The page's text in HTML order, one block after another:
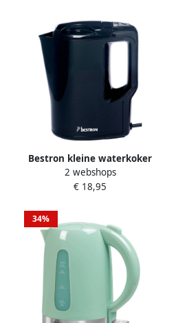
theeprogramma's LCD
regelpaneel & timerfunctie
1 7 liter silver
Bestron kleine waterkoker
ideaal voor camping &
reizen 0.9 liter inhoud met
soft-touch knop 500 watt
Zwart
2 webshops
€ 18,95
34%